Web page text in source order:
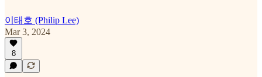
이태호 (Philip Lee)
Mar 3, 2024
8